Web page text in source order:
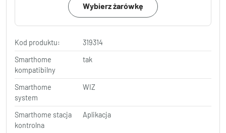
Wybierz żarówkę
Kod produktu:
319314
Smarthome
kompatibilny
tak
Smarthome
system
WIZ
Smarthome stacja
kontrolna
Aplikacja